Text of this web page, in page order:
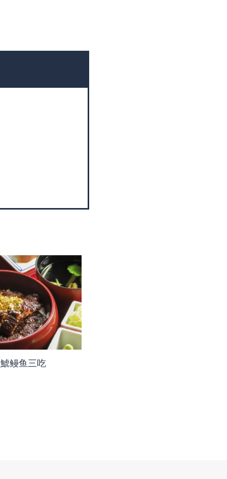
鳗鱼三吃